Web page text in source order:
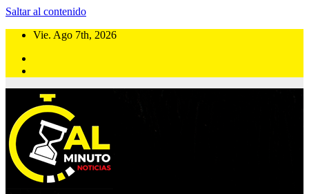
Saltar al contenido
Vie. Ago 7th, 2026